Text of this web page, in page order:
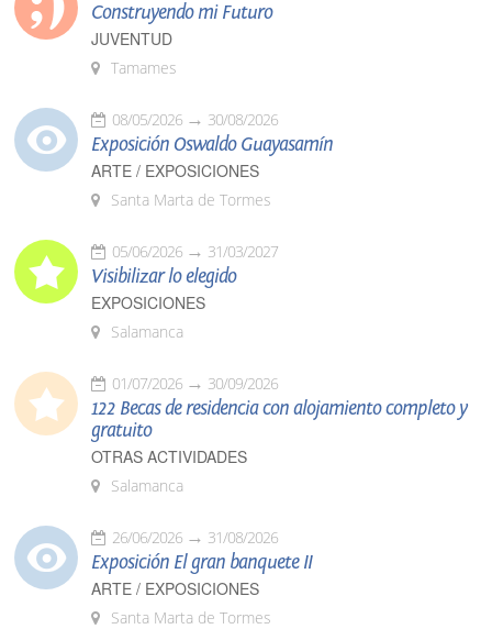
Construyendo mi Futuro
JUVENTUD
Tamames
08/05/2026 30/08/2026
Exposición Oswaldo Guayasamín
ARTE / EXPOSICIONES
Santa Marta de Tormes
05/06/2026 31/03/2027
Visibilizar lo elegido
EXPOSICIONES
Salamanca
01/07/2026 30/09/2026
122 Becas de residencia con alojamiento completo y
gratuito
OTRAS ACTIVIDADES
Salamanca
26/06/2026 31/08/2026
Exposición El gran banquete II
ARTE / EXPOSICIONES
Santa Marta de Tormes